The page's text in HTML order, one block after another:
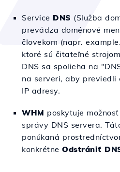
Service DNS (Služba
prevádza doménové
človekom (napr.
ktoré sú čitateľné
DNS sa spolieha na
na serveri, aby previedli
IP adresy.
WHM poskytuje
správy DNS servera.
ponúkaná
konkrétne Odstrániť